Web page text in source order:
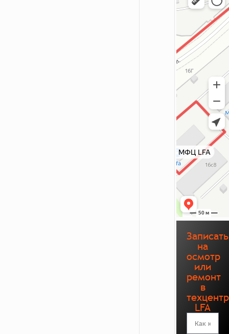
Записать
на
осмотр
или
ремонт
в
техцентр
LFA